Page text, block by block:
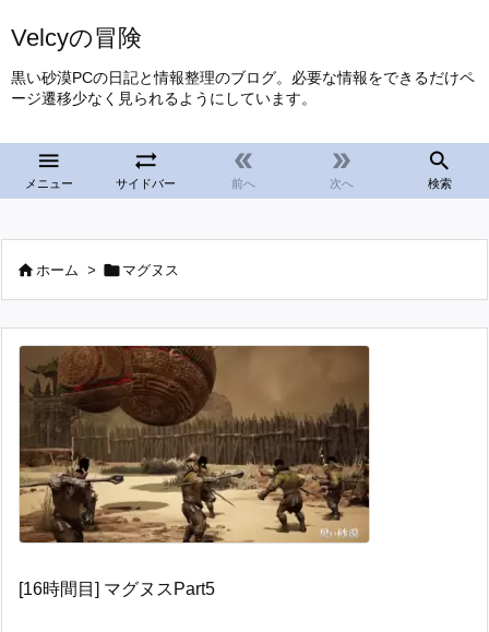
Velcyの冒険
黒い砂漠PCの日記と情報整理のブログ。必要な情報をできるだけペ
ージ遷移少なく見られるようにしています。

メニュー

サイドバー

前へ

次へ

検索
ホーム >  マグヌス
[16時間目] マグヌスPart5